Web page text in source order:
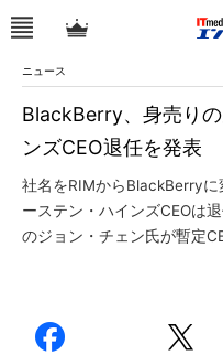
ニュース
BlackBerry、身売り
ンズCEO退任を発表
社名をRIMからBlackBerry
ーステン・ハインズCEOは
のジョン・チェン氏が暫定